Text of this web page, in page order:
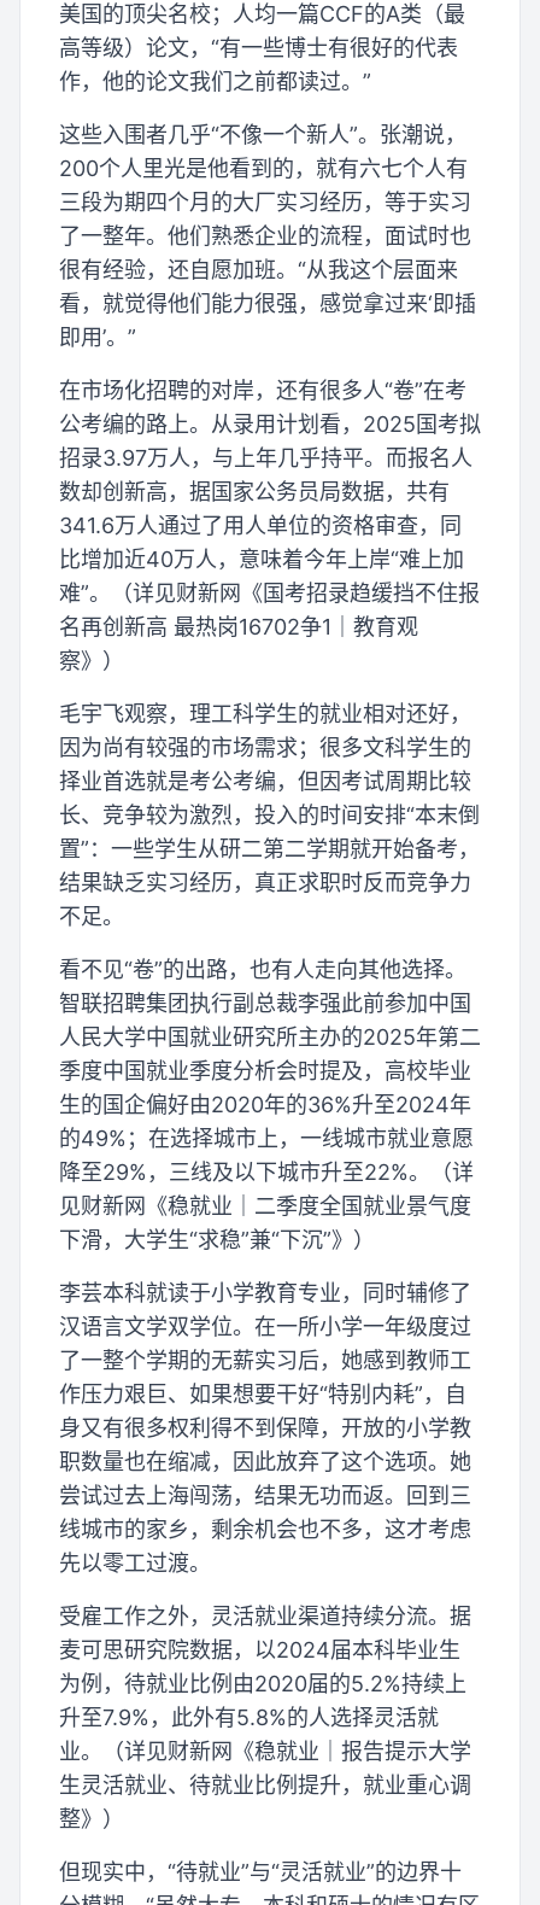
美国的顶尖名校；人均一篇CCF的A类（最
高等级）论文，“有一些博士有很好的代表
作，他的论文我们之前都读过。”
这些入围者几乎“不像一个新人”。张潮说，
200个人里光是他看到的，就有六七个人有
三段为期四个月的大厂实习经历，等于实习
了一整年。他们熟悉企业的流程，面试时也
很有经验，还自愿加班。“从我这个层面来
看，就觉得他们能力很强，感觉拿过来‘即插
即用’。”
在市场化招聘的对岸，还有很多人“卷”在考
公考编的路上。从录用计划看，2025国考拟
招录3.97万人，与上年几乎持平。而报名人
数却创新高，据国家公务员局数据，共有
341.6万人通过了用人单位的资格审查，同
比增加近40万人，意味着今年上岸“难上加
难”。（详见财新网《国考招录趋缓挡不住报
名再创新高 最热岗16702争1｜教育观
察》）
毛宇飞观察，理工科学生的就业相对还好，
因为尚有较强的市场需求；很多文科学生的
择业首选就是考公考编，但因考试周期比较
长、竞争较为激烈，投入的时间安排“本末倒
置”：一些学生从研二第二学期就开始备考，
结果缺乏实习经历，真正求职时反而竞争力
不足。
看不见“卷”的出路，也有人走向其他选择。
智联招聘集团执行副总裁李强此前参加中国
人民大学中国就业研究所主办的2025年第二
季度中国就业季度分析会时提及，高校毕业
生的国企偏好由2020年的36%升至2024年
的49%；在选择城市上，一线城市就业意愿
降至29%，三线及以下城市升至22%。（详
见财新网《稳就业｜二季度全国就业景气度
下滑，大学生“求稳”兼“下沉”》）
李芸本科就读于小学教育专业，同时辅修了
汉语言文学双学位。在一所小学一年级度过
了一整个学期的无薪实习后，她感到教师工
作压力艰巨、如果想要干好“特别内耗”，自
身又有很多权利得不到保障，开放的小学教
职数量也在缩减，因此放弃了这个选项。她
尝试过去上海闯荡，结果无功而返。回到三
线城市的家乡，剩余机会也不多，这才考虑
先以零工过渡。
受雇工作之外，灵活就业渠道持续分流。据
麦可思研究院数据，以2024届本科毕业生
为例，待就业比例由2020届的5.2%持续上
升至7.9%，此外有5.8%的人选择灵活就
业。（详见财新网《稳就业｜报告提示大学
生灵活就业、待就业比例提升，就业重心调
整》）
但现实中，“待就业”与“灵活就业”的边界十